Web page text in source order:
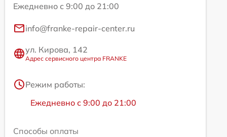
Ежедневно с 9:00 до 21:00
info@franke-repair-center.ru
ул. Кирова, 142
Адрес сервисного центра FRANKE
Режим работы:
Ежедневно с 9:00 до 21:00
Способы оплаты